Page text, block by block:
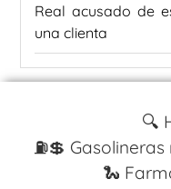
Real acusado de
una clienta
🔍
⛽️💲
🐍